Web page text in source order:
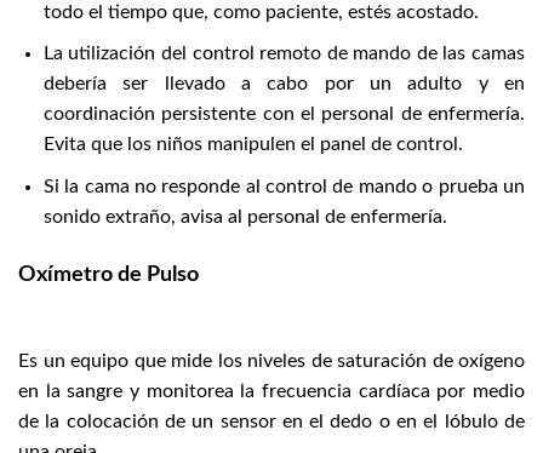
todo el tiempo que, como paciente, estés acostado.
La utilización del control remoto de mando de las camas
debería ser llevado a cabo por un adulto y en
coordinación persistente con el personal de enfermería.
Evita que los niños manipulen el panel de control.
Si la cama no responde al control de mando o prueba un
sonido extraño, avisa al personal de enfermería.
Oxímetro de Pulso
Es un equipo que mide los niveles de saturación de oxígeno
en la sangre y monitorea la frecuencia cardíaca por medio
de la colocación de un sensor en el dedo o en el lóbulo de